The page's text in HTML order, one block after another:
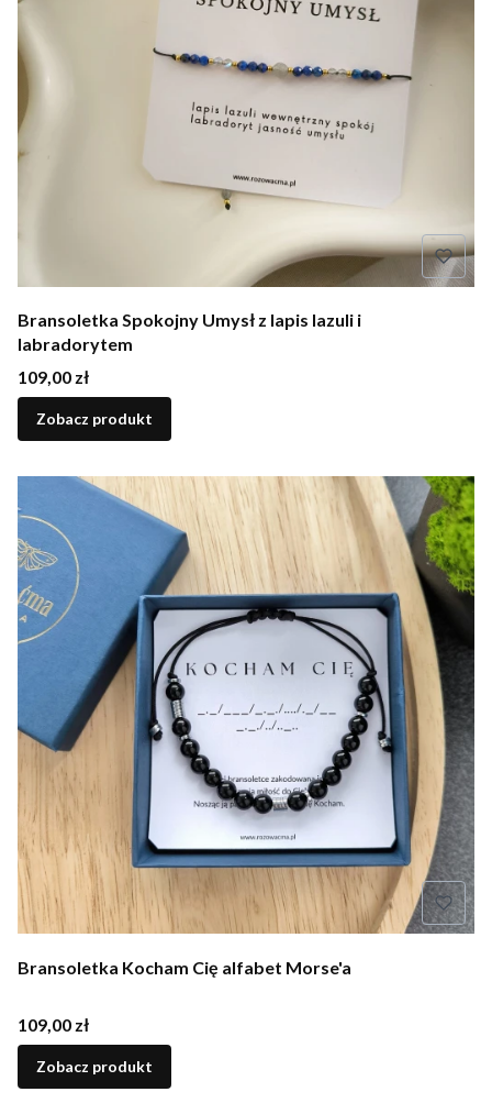
Bransoletka Spokojny Umysł z lapis lazuli i
labradorytem
Cena
109,00 zł
Zobacz produkt
Bransoletka Kocham Cię alfabet Morse'a
Cena
109,00 zł
Zobacz produkt